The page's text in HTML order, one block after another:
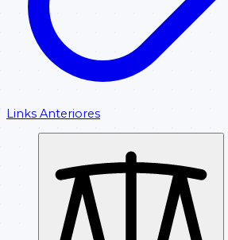
Links Anteriores